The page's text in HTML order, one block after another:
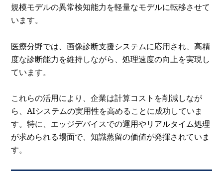
規模モデルの異常検知能力を軽量なモデルに転移させて
います。
医療分野では、画像診断支援システムに応用され、高精
度な診断能力を維持しながら、処理速度の向上を実現し
ています。
これらの活用により、企業は計算コストを削減しなが
ら、AIシステムの実用性を高めることに成功していま
す。特に、エッジデバイスでの運用やリアルタイム処理
が求められる場面で、知識蒸留の価値が発揮されていま
す。